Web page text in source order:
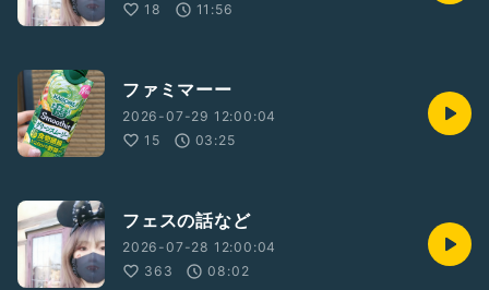
18
11:56
ファミマーー
2026-07-29 12:00:04
15
03:25
フェスの話など
2026-07-28 12:00:04
363
08:02